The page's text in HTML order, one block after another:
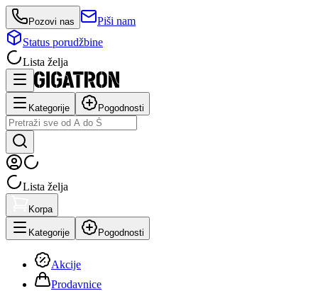
Pozovi nas
Piši nam
Status porudžbine
Lista želja
Kategorije Pogodnosti
Lista želja
Korpa
Kategorije Pogodnosti
Akcije
Prodavnice